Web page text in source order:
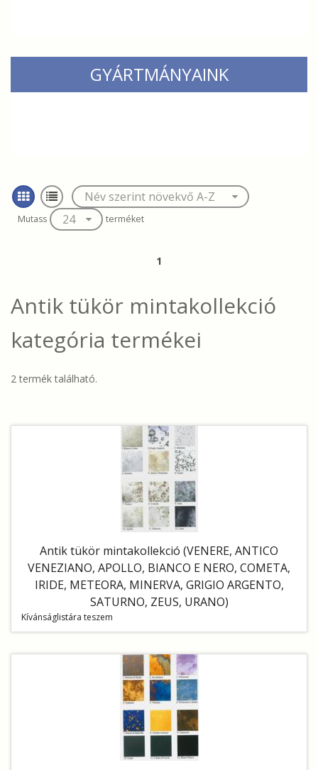
GYÁRTMÁNYAINK
Mutass terméket
1
Antik tükör mintakollekció
kategória termékei
2 termék található.
Antik tükör mintakollekció (VENERE, ANTICO
VENEZIANO, APOLLO, BIANCO E NERO, COMETA,
IRIDE, METEORA, MINERVA, GRIGIO ARGENTO,
SATURNO, ZEUS, URANO)
Kívánságlistára teszem